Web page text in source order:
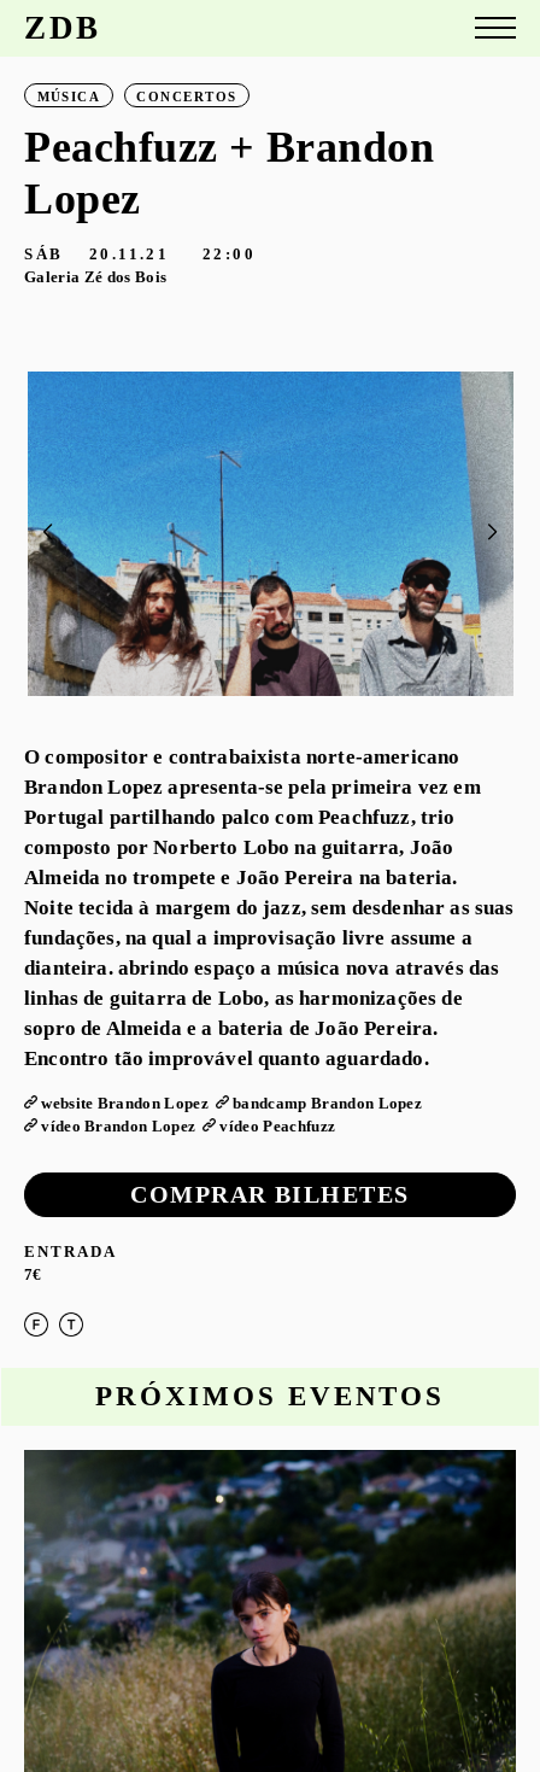
ZDB
MÚSICA CONCERTOS
Peachfuzz + Brandon
Lopez
SÁB 20.11.21
22:00
Galeria Zé dos Bois
O compositor e contrabaixista norte-americano
Brandon Lopez apresenta-se pela primeira vez em
Portugal partilhando palco com Peachfuzz, trio
composto por Norberto Lobo na guitarra, João
Almeida no trompete e João Pereira na bateria.
Noite tecida à margem do jazz, sem desdenhar as suas
fundações, na qual a improvisação livre assume a
dianteira. abrindo espaço a música nova através das
linhas de guitarra de Lobo, as harmonizações de
sopro de Almeida e a bateria de João Pereira.
Encontro tão improvável quanto aguardado.
website Brandon Lopez
bandcamp Brandon Lopez
vídeo Brandon Lopez
vídeo Peachfuzz
COMPRAR BILHETES
ENTRADA
7€
PRÓXIMOS EVENTOS